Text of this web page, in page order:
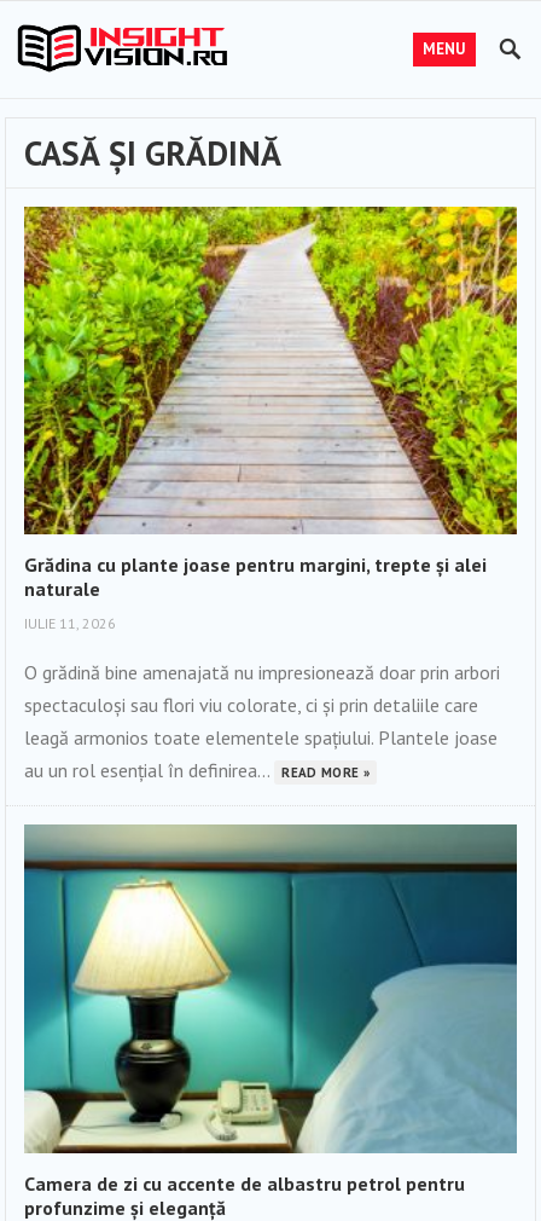
MENU
CASĂ ȘI GRĂDINĂ
Grădina cu plante joase pentru margini, trepte și alei
naturale
IULIE 11, 2026
O grădină bine amenajată nu impresionează doar prin arbori
spectaculoși sau flori viu colorate, ci și prin detaliile care
leagă armonios toate elementele spațiului. Plantele joase
au un rol esențial în definirea...
READ MORE »
Camera de zi cu accente de albastru petrol pentru
profunzime și eleganță